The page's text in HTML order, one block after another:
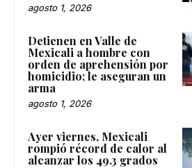
agosto 1, 2026
Detienen en Valle de
Mexicali a hombre con
orden de aprehensión por
homicidio; le aseguran un
arma
agosto 1, 2026
Ayer viernes, Mexicali
rompió récord de calor al
alcanzar los 49.3 grados